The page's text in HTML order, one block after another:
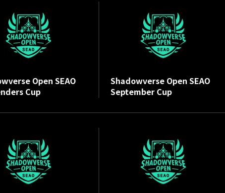
Open SEAO
Cup
Shadowverse Open SEAO
September Cup